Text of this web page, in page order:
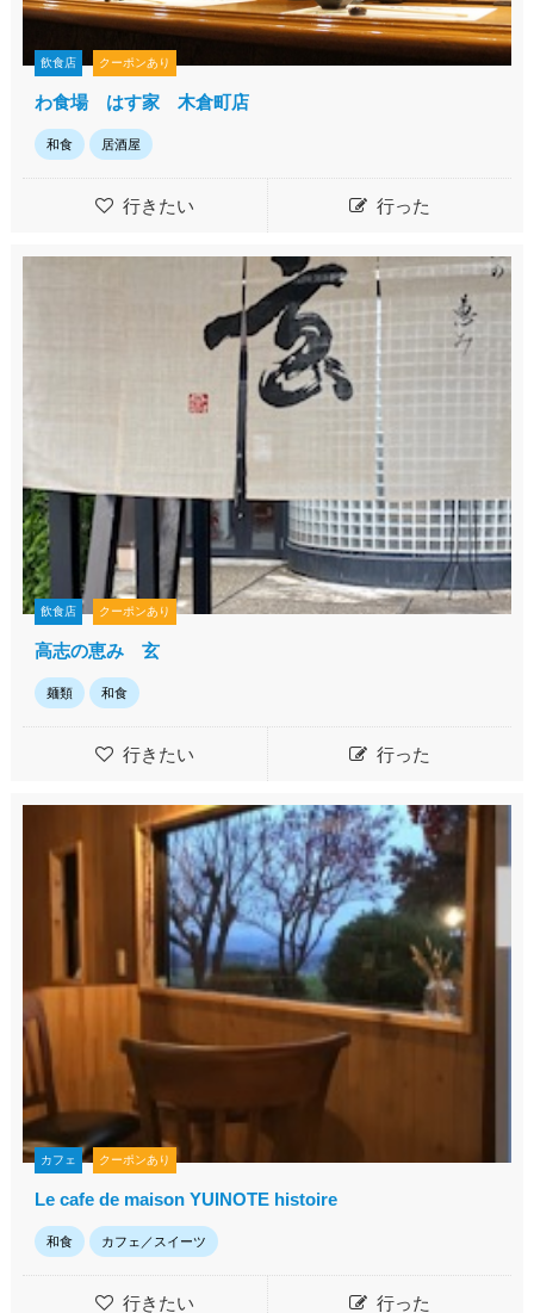
飲食店 クーポンあり
わ食場 はす家 木倉町店
和食 居酒屋
行きたい 行った
飲食店 クーポンあり
高志の恵み 玄
麺類 和食
行きたい 行った
カフェ クーポンあり
Le cafe de maison YUINOTE histoire
和食 カフェ／スイーツ
行きたい 行った